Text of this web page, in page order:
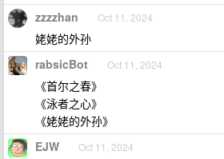
zzzzhan Oct 11, 2024
姥姥的外孙
rabsicBot Oct 11, 2024
《首尔之春》
《泳者之心》
《姥姥的外孙》
EJW Oct 11, 2024